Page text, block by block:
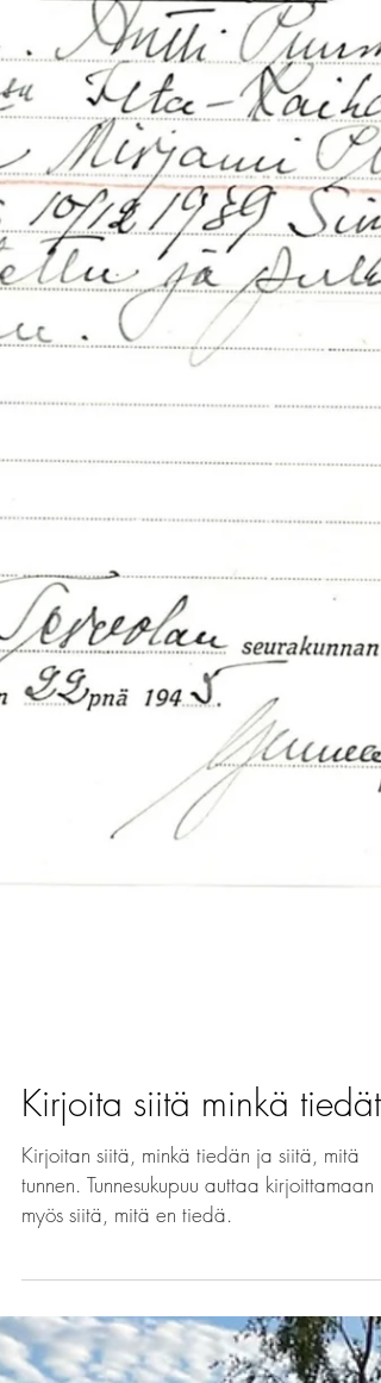
Kirjoitan siitä, minkä tiedän ja siitä, mitä
tunnen. Tunnesukupuu auttaa kirjoittamaan
myös siitä, mitä en tiedä.